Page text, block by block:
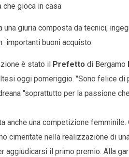
gioca in casa
giuria composta da tecnici,
importanti buoni acquisto.
è stato il Prefetto di Bergamo
oggi pomeriggio. "Sono felice di
"soprattutto per la passione
anche una competizione femminile.
cimentate nella realizzazione di
aggiudicarsi il primo premio. Alla